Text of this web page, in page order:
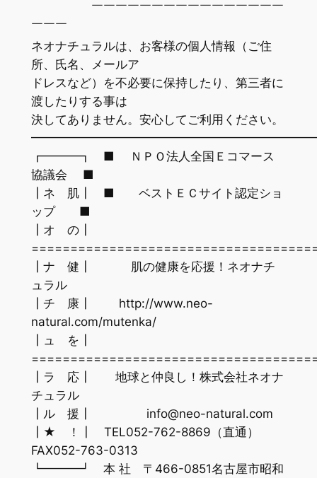
￣￣￣￣￣￣￣￣￣￣￣￣￣￣￣￣
￣￣￣
ネオナチュラルは、お客様の個人情報（ご住
所、氏名、メールア
ドレスなど）を不必要に保持したり、第三者に
渡したりする事は
決してありません。安心してご利用ください。
┏━━━┓ ■ ＮＰＯ法人全国Ｅコマース
協議会 ■
┃ネ 肌┃ ■ ベストＥＣサイト認定ショ
ップ ■
┃オ の┃
┃ナ 健┃ 肌の健康を応援！ネオナチ
ュラル
┃チ 康┃ http://www.neo-
natural.com/mutenka/
┃ュ を┃
┃ラ 応┃ 地球と仲良し！株式会社ネオナ
チュラル
┃ル 援┃ info@neo-natural.com
┃★ ！┃ TEL052-762-8869（直通）
FAX052-763-0313
┗━━━┛ 本 社 〒466-0851名古屋市昭和